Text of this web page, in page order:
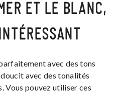
ET LE BLANC,
avec des tons
avec des tonalités
Vous pouvez utiliser ces